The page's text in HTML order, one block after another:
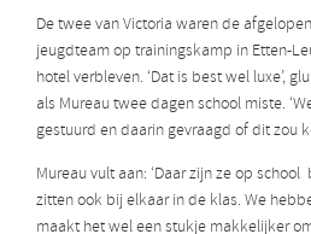
De twee van Victoria waren de
jeugdteam op trainingskamp in Etten-
hotel verbleven. ‘Dat is best wel luxe’,
als Mureau twee dagen school miste.
gestuurd en daarin gevraagd of dit zou
Mureau vult aan: ‘Daar zijn ze op
zitten ook bij elkaar in de klas. We
maakt het wel een stukje makkelijker